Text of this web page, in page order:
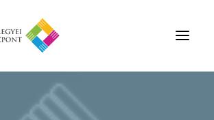
Rólunk